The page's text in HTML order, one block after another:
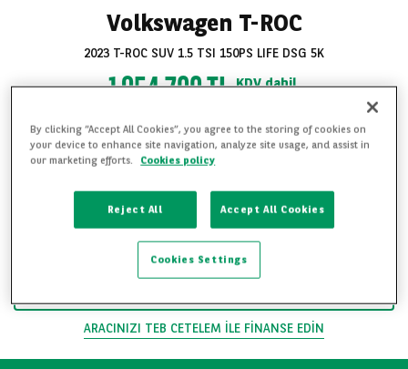
Tüm fotoğrafları
Volkswagen T-ROC
2023 T-ROC SUV 1.5 TSI 150PS LIFE DSG 5K
1 854.700 TL KDV dahil
Bakım Geçmişi
3 Ay / 5.000 km Garanti
Detaylı Ekspertiz
ARACINIZI TEB CETELEM ILE FINANSE EDIN
By clicking “Accept All Cookies”, you agree to the storing of cookies on
your device to enhance site navigation, analyze site usage, and assist in
our marketing efforts.
Cookies policy
Reject All Accept All Cookies
Cookies Settings